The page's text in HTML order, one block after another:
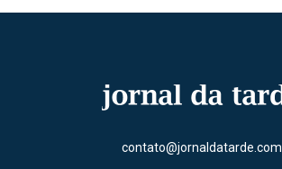
contato@jornaldatarde.com